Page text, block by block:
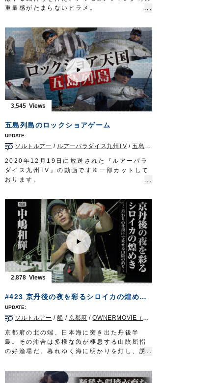
タックル②
竿：チヌ竿 0.6号 5.3m
キ）
道糸：ナイロン 1.7号
ハリス：フロロ 1.7〜2号
ウキ：円錐ウキ G5
ハリ：サスガチヌ2号
放送日 2020年9月27日
OWNERMOVIEhttp://ownertv.jp/
オーナーばりwebsite
http://www.owner.co.jp
重量感がたまらないヒラメ。
味。
そんな寒ビラメを狙うため、釣女・白井亜美
さんと弊社スタッフ赤沼行紀が、鹿島沖横流
し釣りに挑みました。
新製品ツインサポート船ヒラメの使い方と、
渋い状況での釣り方を白井さんが徹底解説。
イワシに負担をかけず元気に泳がせるツイン
サポートフックが、最後にドラマを巻き起こ
します。
ぜひご覧ください。
ツインサポート船ヒラメ
ツインサポートフック
■取材協力…茨城県鹿島/長岡丸様
OWNERMOVIE
http://ownertv.jp/
オーナーばりwebsite
http://www.owner.co.jp
3,545
五島列島のロックショアゲーム
ソルトルアー / ルアーパラダイス九州TV /五島列島
2020年12月19日に放送された『ルアーパラ
ダイス九州TV』の動画です※一部カットして
おります。
とスタッフ西浦伸至が、長崎県上五島の沖磯
に渡り、ヒラマサやヒラスズキを狙います。
本命はもちろん、アコウやまさかのイシダイ
も釣れ、五島列島の豊かな自然を満喫しまし
た。
■使用アイテム
ST-66#4.5/0
・STX-68#4/0
・STX-58#2～3
・投次郎 50g
■取材協力…平戸市宮之浦/丸銀釣りセンター
様
ルアーパラダイス九州TV TVQ九州放送 毎
週土曜日 朝5時30分～6時放送
OWNERMOVIEhttp://ownertv.jp/
オーナーばりwebsite
http://www.owner.co.jp
http://lurepara.tsuribito.co.jp/
2,878
#423 京丹後の夜を彩るシロイカの煌めき～こだわりの仕掛けで乗せる山陰の釣り～
ソルトルアー /船 / 京都府 /OWNERMOVIE（夢釣行）
京都府の北の端、日本海に突き出た丹後半
島。その沖合は多様な魚が棲息する山陰屈指
の好漁場だ。暮れゆく海に明かりを灯し、誘
カと呼ばれるケンサキイカ。釣り味、食味際
立つ高級イカに挑むのは若狭湾に面した宮津